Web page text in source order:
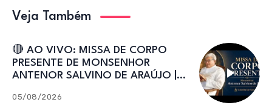
Veja Também
🔴 AO VIVO: MISSA DE CORPO
PRESENTE DE MONSENHOR
ANTENOR SALVINO DE ARAÚJO |
05/08/2026